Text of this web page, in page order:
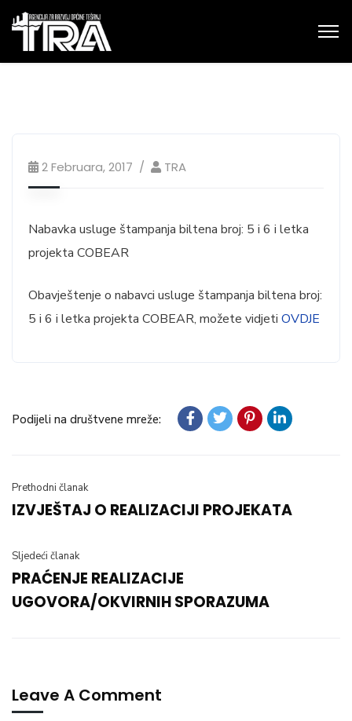
2 Februara, 2017 TRA
Nabavka usluge štampanja biltena broj: 5 i 6 i letka
projekta COBEAR
Obavještenje o nabavci usluge štampanja biltena broj:
5 i 6 i letka projekta COBEAR, možete vidjeti OVDJE
Podijeli na društvene mreže:
Prethodni članak
IZVJEŠTAJ O REALIZACIJI PROJEKATA
Sljedeći članak
PRAĆENJE REALIZACIJE
UGOVORA/OKVIRNIH SPORAZUMA
Leave A Comment